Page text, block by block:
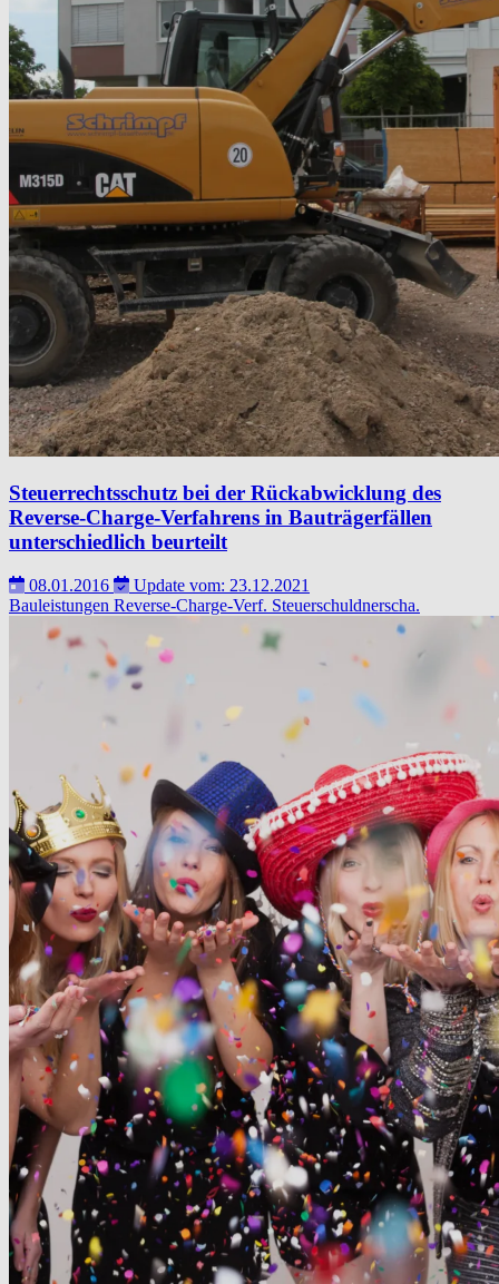
Steuerrechtsschutz bei der Rückabwicklung des
Reverse-Charge-Verfahrens in Bauträgerfällen
unterschiedlich beurteilt
08.01.2016
Update vom: 23.12.2021
Bauleistungen Reverse-Charge-Verf. Steuerschuldnerscha.